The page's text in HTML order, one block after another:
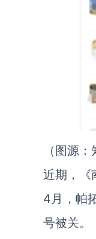
（图源：
近期，《
4月，帕
号被关。